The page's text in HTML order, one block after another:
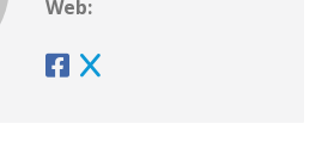
Web: